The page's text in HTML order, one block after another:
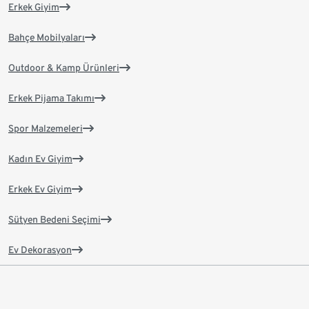
Erkek Giyim
Bahçe Mobilyaları
Outdoor & Kamp Ürünleri
Erkek Pijama Takımı
Spor Malzemeleri
Kadın Ev Giyim
Erkek Ev Giyim
Sütyen Bedeni Seçimi
Ev Dekorasyon